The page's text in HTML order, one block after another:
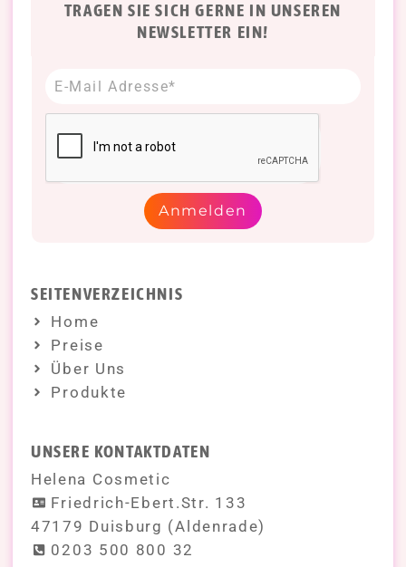
TRAGEN SIE SICH GERNE IN UNSEREN
NEWSLETTER EIN!
Anmelden
SEITENVERZEICHNIS
Home
Preise
Über Uns
Produkte
UNSERE KONTAKTDATEN
Helena Cosmetic
Friedrich-Ebert.Str. 133
47179 Duisburg (Aldenrade)
0203 500 800 32